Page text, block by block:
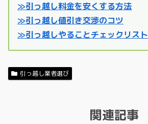
≫引っ越し料金を安くする方法
≫引っ越し値引き交渉のコツ
≫引っ越しやることチェックリスト
引っ越し業者選び
関連記事